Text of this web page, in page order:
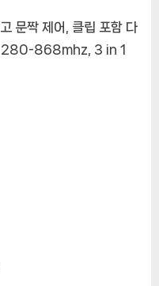
문짝 제어, 클립 포함 다
, 280-868mhz, 3 in 1